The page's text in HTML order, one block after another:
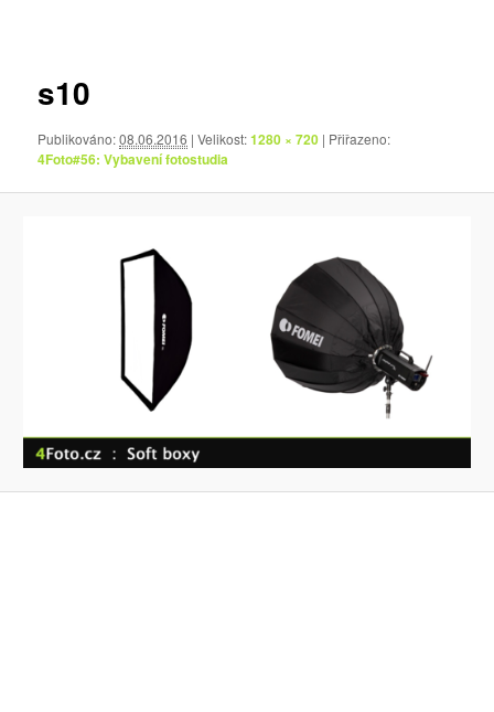
s10
Publikováno:08.06.2016 | Velikost:1280 × 720 | Přiřazeno:
4Foto#56: Vybavení fotostudia